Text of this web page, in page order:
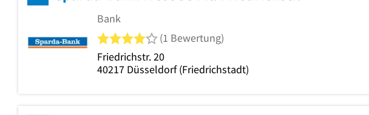
Bank
4 von 5 Sternen
(1 Bewertung)
Friedrichstr. 20
40217 Düsseldorf(Friedrichstadt)